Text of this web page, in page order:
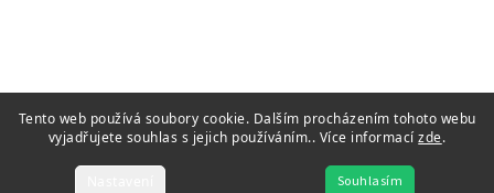
Tento web používá soubory cookie. Dalším procházením tohoto webu
vyjadřujete souhlas s jejich používáním.. Více informacízde.
Souhlasím